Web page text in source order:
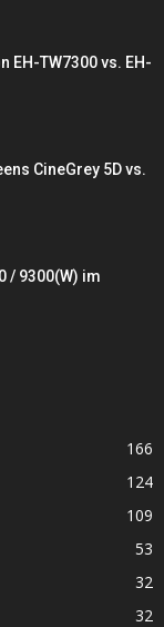
EH-TW7300 vs. EH-
CineGrey 5D vs.
/ 9300(W) im
166
124
109
53
32
32